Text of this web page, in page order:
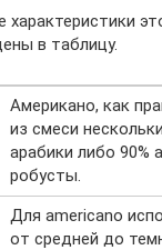
в таблицу.
Американо, как
из смеси
арабики либо 90%
робусты.
Для americano
от средней до